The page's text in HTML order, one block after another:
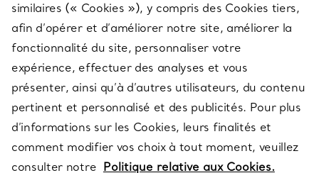
À PROPOS
QUESTIONS LÉGALES
SUIVEZ-NOUS
similaires (« Cookies »), y compris des Cookies tiers,
afin d’opérer et d’améliorer notre site, améliorer la
fonctionnalité du site, personnaliser votre
expérience, effectuer des analyses et vous
présenter, ainsi qu’à d’autres utilisateurs, du contenu
pertinent et personnalisé et des publicités. Pour plus
d’informations sur les Cookies, leurs finalités et
comment modifier vos choix à tout moment, veuillez
consulter notre Politique relative aux Cookies.